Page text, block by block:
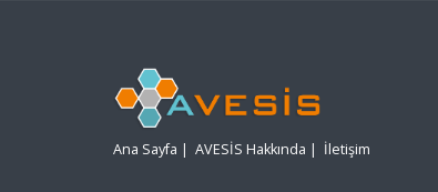
Ana Sayfa | AVESİS Hakkında | İletişim